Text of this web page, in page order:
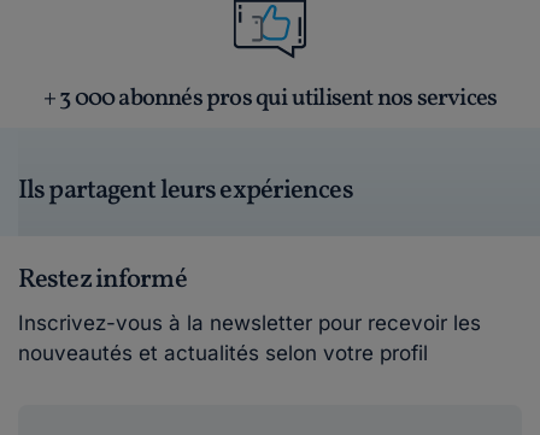
+ 3 000 abonnés pros qui utilisent nos services
Ils partagent leurs expériences
Restez informé
Inscrivez-vous à la newsletter pour recevoir les
nouveautés et actualités selon votre profil